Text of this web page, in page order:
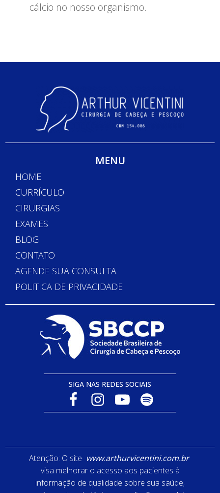
cálcio no nosso organismo.
MENU
HOME
CURRÍCULO
CIRURGIAS
EXAMES
BLOG
CONTATO
AGENDE SUA CONSULTA
POLITICA DE PRIVACIDADE
SIGA NAS REDES SOCIAIS
Atenção: O site www.arthurvicentini.com.br
visa melhorar o acesso aos pacientes à
informação de qualidade sobre sua saúde,